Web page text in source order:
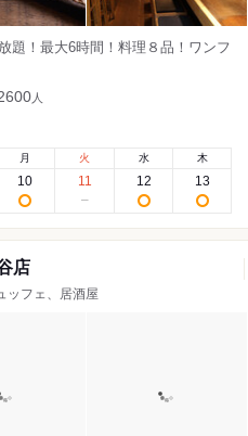
題！最大6時間！料理８品！ワンフ
人
月
10
火
11
水
12
木
13
店
ッフェ、居酒屋